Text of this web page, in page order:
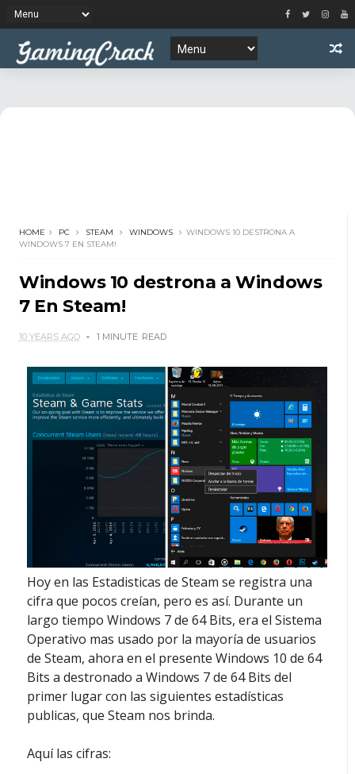
HOME PC STEAM WINDOWS
WINDOWS 10 DESTRONA A
WINDOWS 7 EN STEAM!
Windows 10 destrona a Windows
7 En Steam!
10 YEARS AGO 1 MINUTE READ
Hoy en las Estadisticas de Steam se registra una
cifra que pocos creían, pero es así. Durante un
largo tiempo Windows 7 de 64 Bits, era el Sistema
Operativo mas usado por la mayoría de usuarios
de Steam, ahora en el presente Windows 10 de 64
Bits a destronado a Windows 7 de 64 Bits del
primer lugar con las siguientes estadísticas
publicas, que Steam nos brinda.
Aquí las cifras: